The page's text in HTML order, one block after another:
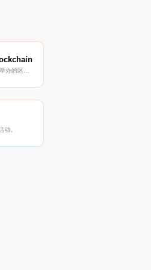
在澳大利亚阿德莱德举办的区块链峰会。
动。